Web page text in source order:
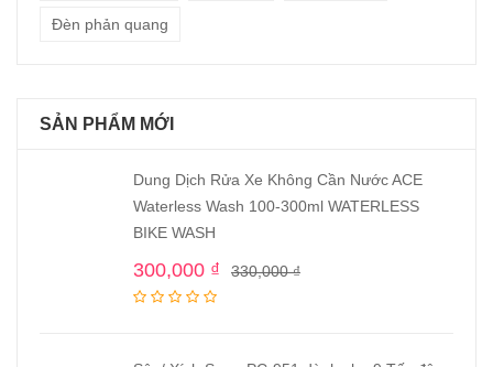
Đèn phản quang
SẢN PHẨM MỚI
Dung Dịch Rửa Xe Không Cần Nước ACE
Waterless Wash 100-300ml WATERLESS
BIKE WASH
330,000₫
300,000 ₫